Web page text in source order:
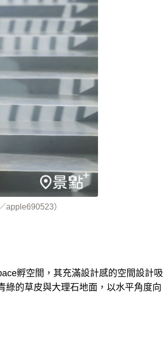
apple690523）
孵空間，其充滿設計感的空間設計吸
綠的草皮與大理石地面，以水平角度向